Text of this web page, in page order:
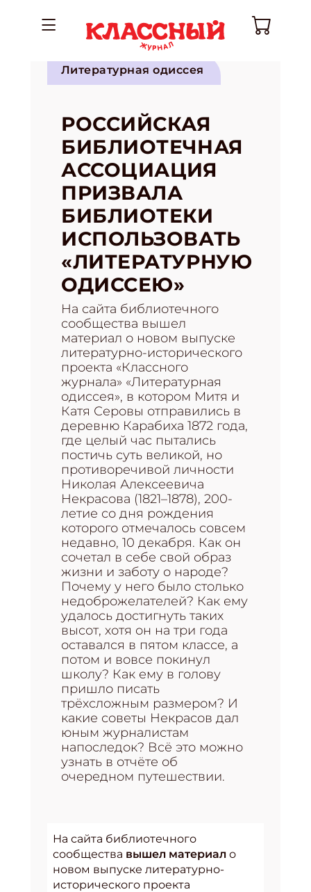
Литературная одиссея
РОССИЙСКАЯ
БИБЛИОТЕЧНАЯ
АССОЦИАЦИЯ
ПРИЗВАЛА
БИБЛИОТЕКИ
ИСПОЛЬЗОВАТЬ
«ЛИТЕРАТУРНУЮ
ОДИССЕЮ»
На сайта библиотечного
сообщества вышел
материал о новом выпуске
литературно-исторического
проекта «Классного
журнала» «Литературная
одиссея», в котором Митя и
Катя Серовы отправились в
деревню Карабиха 1872 года,
где целый час пытались
постичь суть великой, но
противоречивой личности
Николая Алексеевича
Некрасова (1821–1878), 200-
летие со дня рождения
которого отмечалось совсем
недавно, 10 декабря. Как он
сочетал в себе свой образ
жизни и заботу о народе?
Почему у него было столько
недоброжелателей? Как ему
удалось достигнуть таких
высот, хотя он на три года
оставался в пятом классе, а
потом и вовсе покинул
школу? Как ему в голову
пришло писать
трёхсложным размером? И
какие советы Некрасов дал
юным журналистам
напоследок? Всё это можно
узнать в отчёте об
очередном путешествии.
На сайта библиотечного
сообщества вышел материал о
новом выпуске литературно-
исторического проекта